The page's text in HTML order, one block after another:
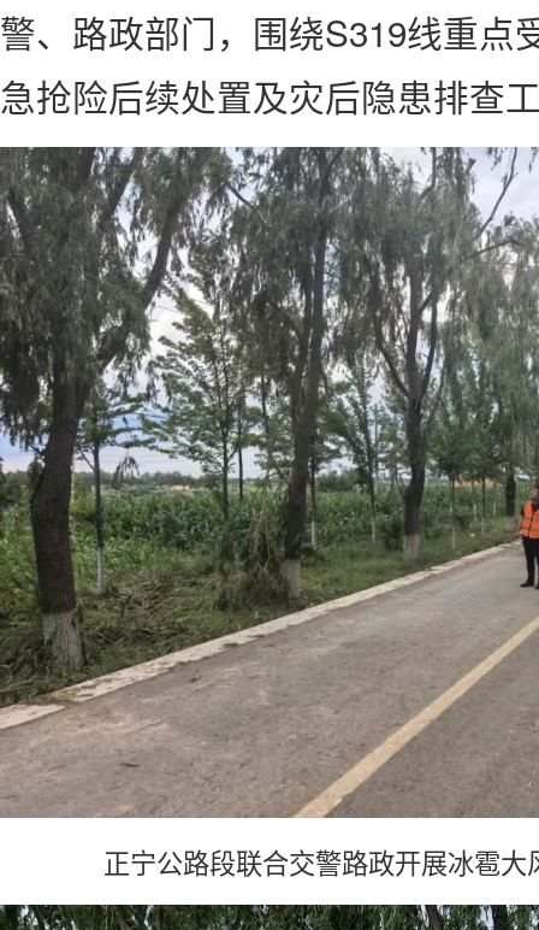
警、路政部门，围绕S319线重点
急抢险后续处置及灾后隐患排查
正宁公路段联合交警路政开展冰雹